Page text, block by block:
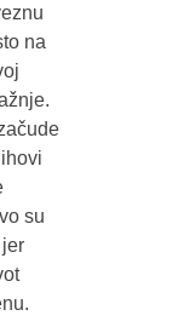
na
su